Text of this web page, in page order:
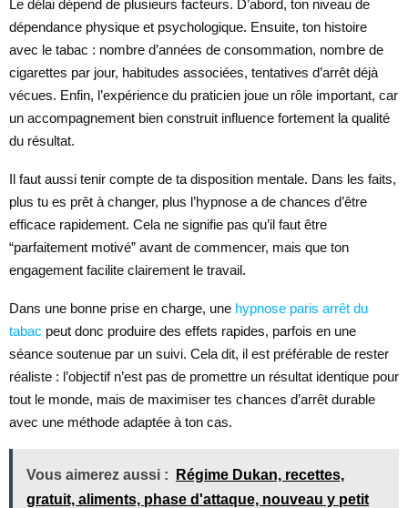
Le délai dépend de plusieurs facteurs. D’abord, ton niveau de
dépendance physique et psychologique. Ensuite, ton histoire
avec le tabac : nombre d’années de consommation, nombre de
cigarettes par jour, habitudes associées, tentatives d’arrêt déjà
vécues. Enfin, l’expérience du praticien joue un rôle important, car
un accompagnement bien construit influence fortement la qualité
du résultat.
Il faut aussi tenir compte de ta disposition mentale. Dans les faits,
plus tu es prêt à changer, plus l’hypnose a de chances d’être
efficace rapidement. Cela ne signifie pas qu’il faut être
“parfaitement motivé” avant de commencer, mais que ton
engagement facilite clairement le travail.
Dans une bonne prise en charge, une hypnose paris arrêt du
tabac peut donc produire des effets rapides, parfois en une
séance soutenue par un suivi. Cela dit, il est préférable de rester
réaliste : l’objectif n’est pas de promettre un résultat identique pour
tout le monde, mais de maximiser tes chances d’arrêt durable
avec une méthode adaptée à ton cas.
Vous aimerez aussi :
Régime Dukan, recettes,
gratuit, aliments, phase d'attaque, nouveau y petit